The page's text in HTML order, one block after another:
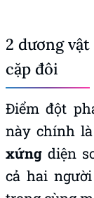
cặp đôi
này chính là
xứngdiện
cả hai
trong cùng